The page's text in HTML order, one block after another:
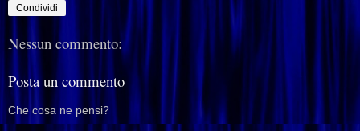
Condividi
Nessun commento:
Posta un commento
Che cosa ne pensi?